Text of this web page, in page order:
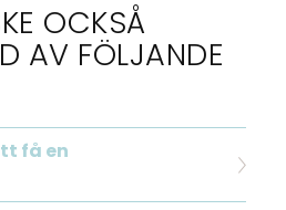
OCKSÅ
AV FÖLJANDE
få en